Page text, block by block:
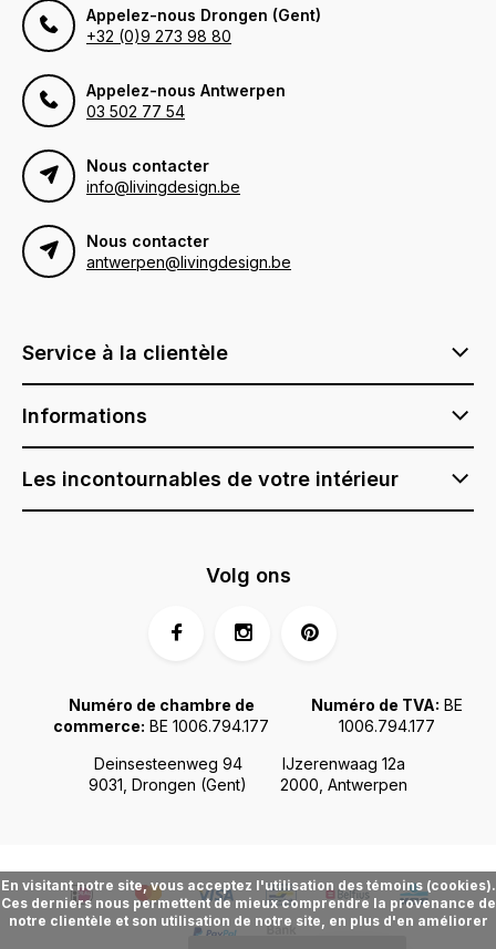
Appelez-nous Drongen (Gent)
+32 (0)9 273 98 80
Appelez-nous Antwerpen
03 502 77 54
Nous contacter
info@livingdesign.be
Nous contacter
antwerpen@livingdesign.be
Service à la clientèle
Informations
Les incontournables de votre intérieur
Deinsesteenweg 94
9031, Drongen (Gent)
IJzerenwaag 12a
2000, Antwerpen
Numéro de chambre de
commerce: BE 1006.794.177
Numéro de TVA: BE
1006.794.177
Volg ons
En visitant notre site, vous acceptez l'utilisation des témoins (cookies).
Ces derniers nous permettent de mieux comprendre la provenance de
notre clientèle et son utilisation de notre site, en plus d'en améliorer